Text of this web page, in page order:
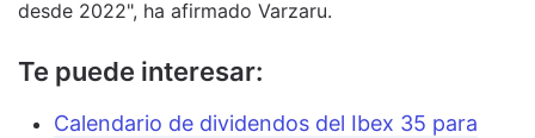
desde 2022", ha afirmado Varzaru.
Te puede interesar:
Calendario de dividendos del Ibex 35 para